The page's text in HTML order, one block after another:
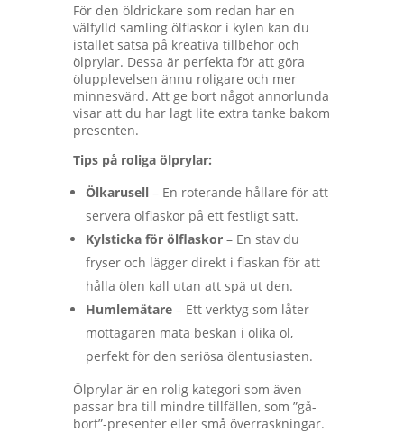
För den öldrickare som redan har en
välfylld samling ölflaskor i kylen kan du
istället satsa på kreativa tillbehör och
ölprylar. Dessa är perfekta för att göra
ölupplevelsen ännu roligare och mer
minnesvärd. Att ge bort något annorlunda
visar att du har lagt lite extra tanke bakom
presenten.
Tips på roliga ölprylar:
Ölkarusell– En roterande hållare för att
servera ölflaskor på ett festligt sätt.
Kylsticka för ölflaskor– En stav du
fryser och lägger direkt i flaskan för att
hålla ölen kall utan att spä ut den.
Humlemätare– Ett verktyg som låter
mottagaren mäta beskan i olika öl,
perfekt för den seriösa ölentusiasten.
Ölprylar är en rolig kategori som även
passar bra till mindre tillfällen, som ”gå-
bort”-presenter eller små överraskningar.